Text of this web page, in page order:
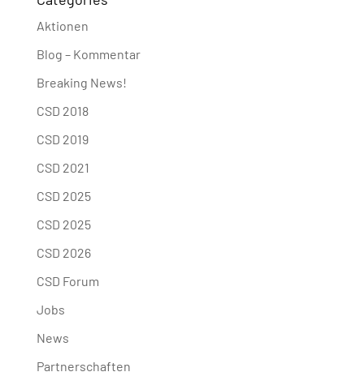
Aktionen
Blog – Kommentar
Breaking News!
CSD 2018
CSD 2019
CSD 2021
CSD 2025
CSD 2025
CSD 2026
CSD Forum
Jobs
News
Partnerschaften